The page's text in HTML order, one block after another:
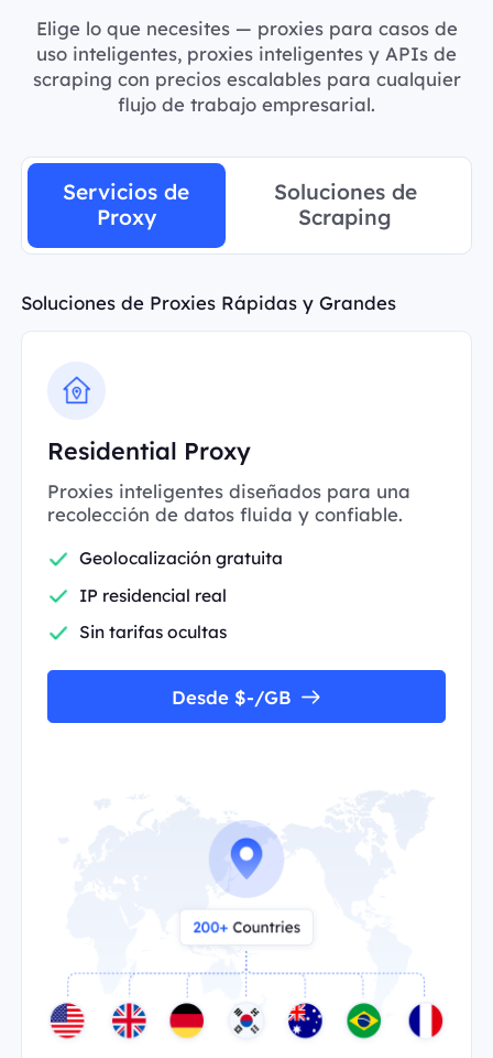
Elige lo que necesites — proxies para casos de
uso inteligentes, proxies inteligentes y APIs de
scraping con precios escalables para cualquier
flujo de trabajo empresarial.
Servicios de
Proxy
Soluciones de
Scraping
Soluciones de Proxies Rápidas y Grandes
Residential Proxy
Proxies inteligentes diseñados para una
recolección de datos fluida y confiable.
Geolocalización gratuita
IP residencial real
Sin tarifas ocultas
Desde $-/GB